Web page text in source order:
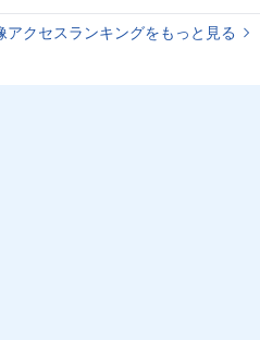
アクセスランキングをもっと見る